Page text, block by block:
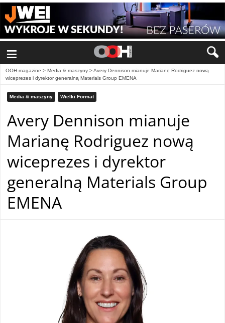
≡
OOH magazine > Media & maszyny >Avery Dennison mianuje Marianę Rodriguez nową
wiceprezes i dyrektor generalną Materials Group EMENA
Media & maszyny Wielki Format
Avery Dennison mianuje
Marianę Rodriguez nową
wiceprezes i dyrektor
generalną Materials Group
EMENA